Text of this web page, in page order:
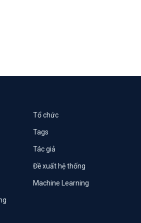
Tổ chức
Tags
Tác giả
Đề xuất hệ thống
Machine Learning